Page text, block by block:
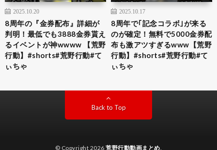
2025.10.20
8周年の『金券配布』詳細が
判明！最低でも3888金券貰え
るイベントが神wwww 【荒野
行動】#shorts#荒野行動#て
ぃちゃ
2025.10.17
8周年で｢記念コラボ｣が来る
のが確定！無料で5000金券配
布も激アツすぎるwww【荒野
行動】#shorts#荒野行動#て
ぃちゃ
Back to Top
© Copyright 2026荒野行動動画まとめ.